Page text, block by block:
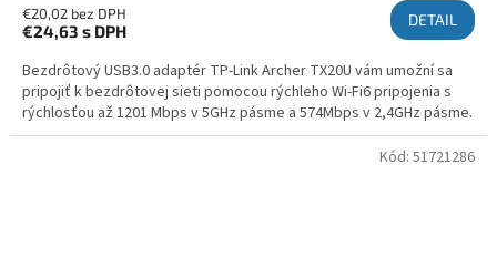
€20,02 bez DPH
€24,63 s DPH
DETAIL
Bezdrôtový USB3.0 adaptér TP-Link Archer TX20U vám umožní sa
pripojiť k bezdrôtovej sieti pomocou rýchleho Wi-Fi6 pripojenia s
rýchlosťou až 1201 Mbps v 5GHz pásme a 574Mbps v 2,4GHz pásme.
Kód: 51721286